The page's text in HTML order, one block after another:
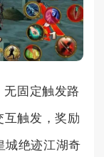
固定触发路
互触发，奖励
城绝迹江湖奇